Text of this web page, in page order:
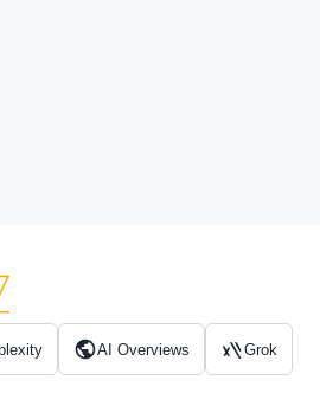
AI Overviews Grok